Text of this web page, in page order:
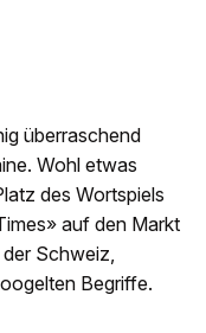
überraschend
Wohl etwas
des Wortspiels
auf den Markt
Schweiz,
Begriffe.